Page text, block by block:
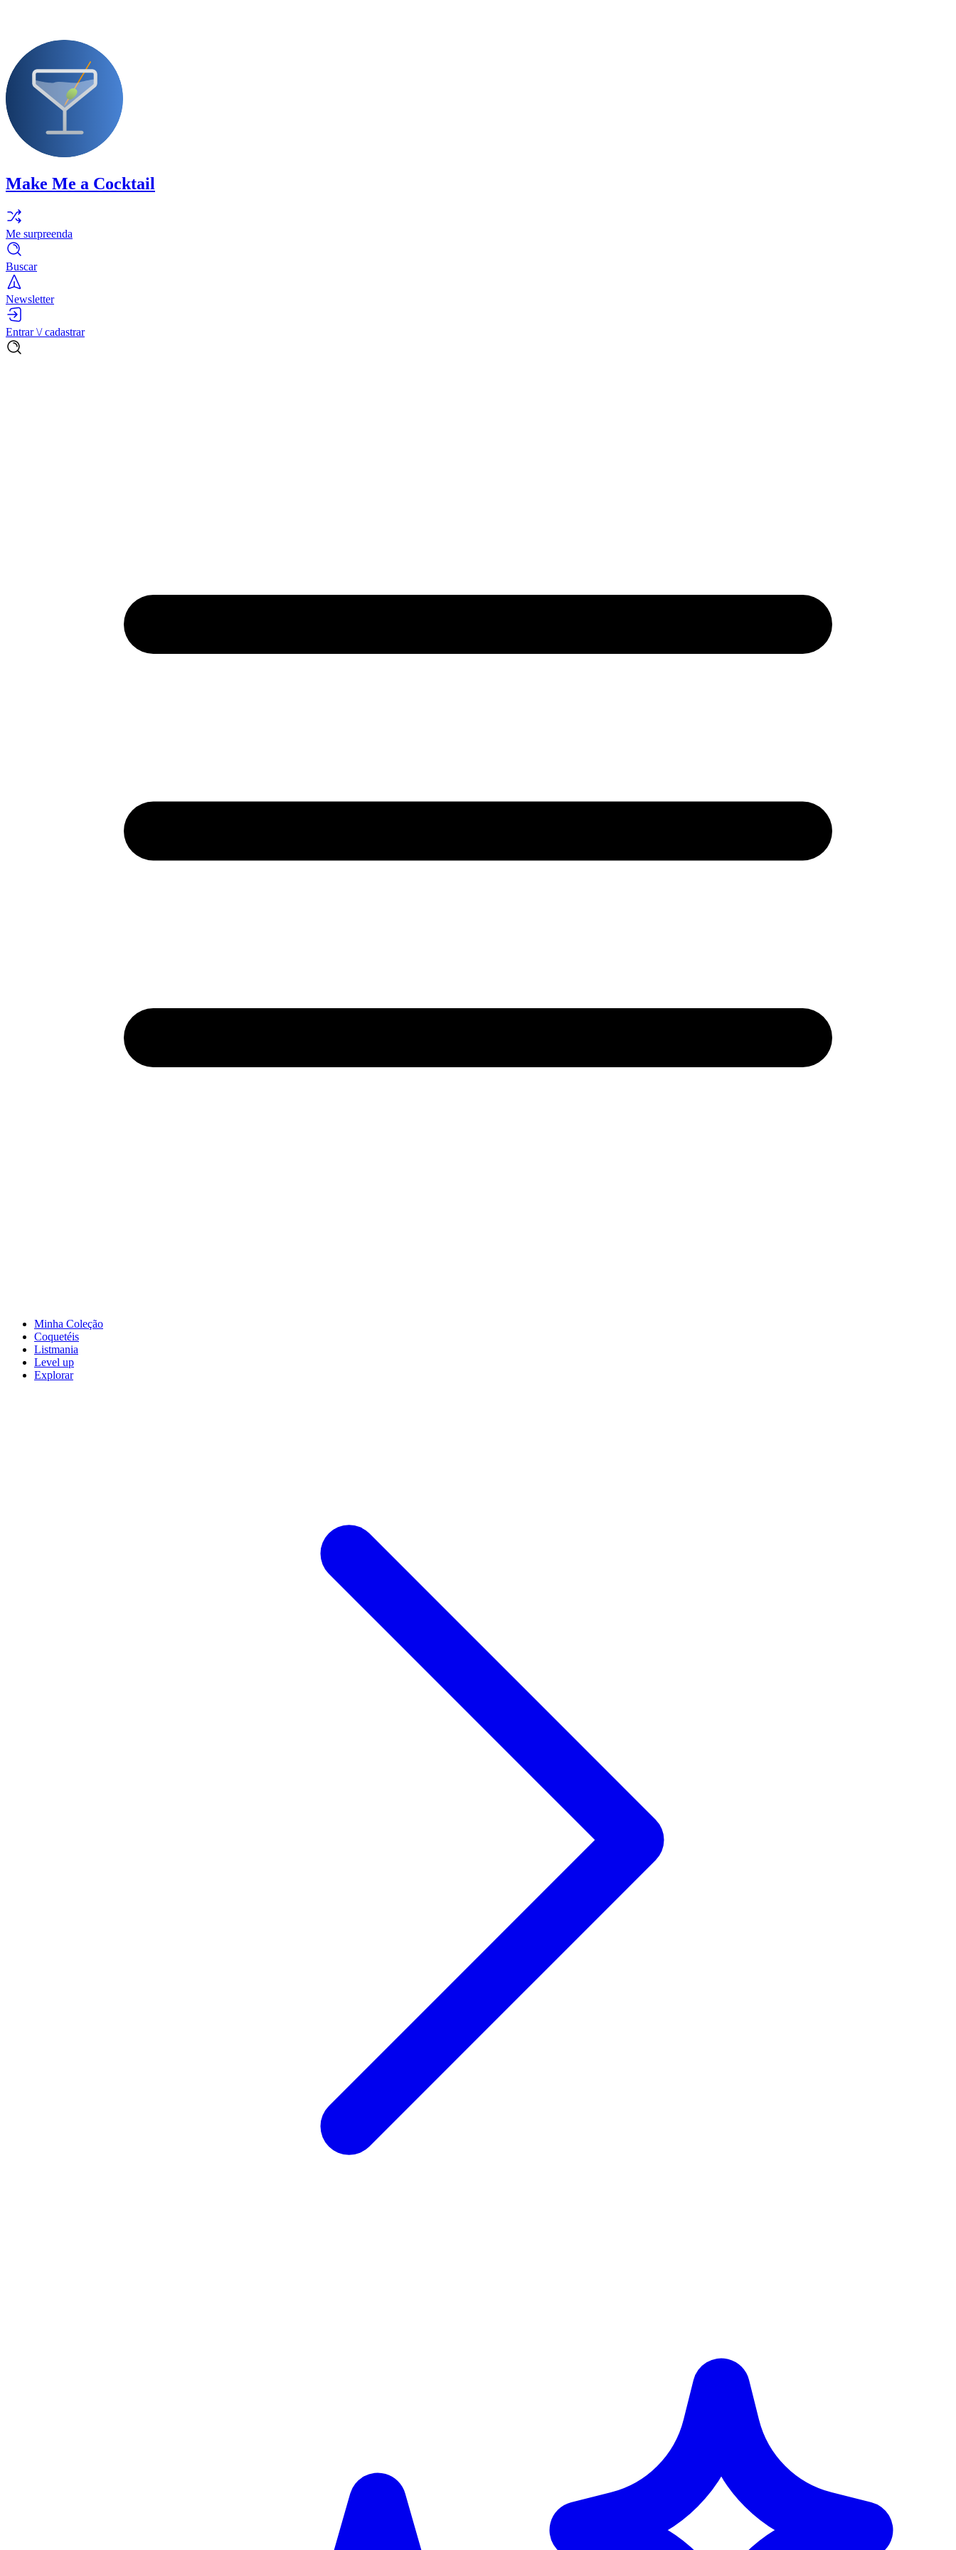
Make Me a Cocktail
Me surpreenda
Buscar
Newsletter
Entrar \/ cadastrar
Minha Coleção
Coquetéis
Listmania
Level up
Explorar